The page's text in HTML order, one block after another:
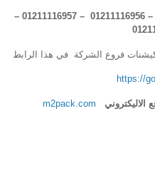
موبايل 01211116954 – 01211116959 – 01211116956 – 01211116957 –
فروع الشركة في هذا الرابط
https://
الاليكتروني m2pack.com